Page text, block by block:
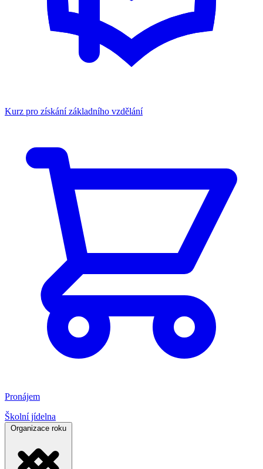
Kurz pro získání základního vzdělání
Pronájem
Školní jídelna
Organizace roku